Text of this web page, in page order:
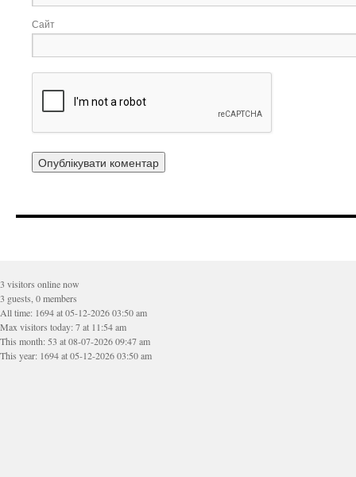
Сайт
3 visitors online now
3 guests, 0 members
All time: 1694 at 05-12-2026 03:50 am
Max visitors today: 7 at 11:54 am
This month: 53 at 08-07-2026 09:47 am
This year: 1694 at 05-12-2026 03:50 am